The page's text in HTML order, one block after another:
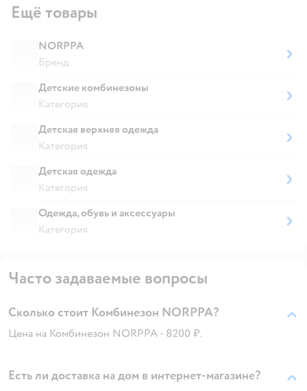
Ещё товары
NORPPA
Бренд
Детские комбинезоны
Категория
Детская верхняя одежда
Категория
Детская одежда
Категория
Одежда, обувь и аксессуары
Категория
Часто задаваемые вопросы
Сколько стоит Комбинезон NORPPA?
Цена на Комбинезон NORPPA - 8200 ₽.
Есть ли доставка на дом в интернет-магазине?